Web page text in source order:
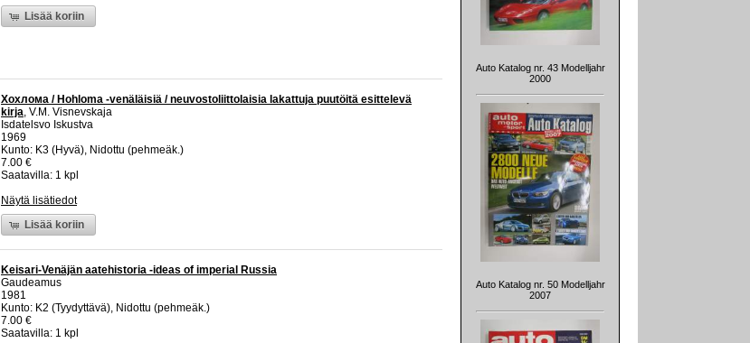
Lisää koriin
Хохлома / Hohloma -venäläisiä / neuvostoliittolaisia lakattuja puutöitä esittelevä
kirja, V.M. Visnevskaja
Isdatelsvo Iskustva
1969
Kunto: K3 (Hyvä), Nidottu (pehmeäk.)
7.00 €
Saatavilla: 1 kpl
Näytä lisätiedot
Lisää koriin
Keisari-Venäjän aatehistoria -ideas of imperial Russia
Gaudeamus
1981
Kunto: K2 (Tyydyttävä), Nidottu (pehmeäk.)
7.00 €
Saatavilla: 1 kpl
Auto Katalog nr. 43 Modelljahr
2000
Auto Katalog nr. 50 Modelljahr
2007